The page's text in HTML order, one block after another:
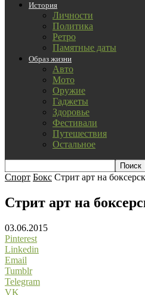
История
Личности
Политика
Ретро
Памятные даты
Образ жизни
Авто
Мото
Оружие
Гаджеты
Здоровье
Фестивали
Путешествия
Остальное
Спорт Бокс Стрит арт на
Стрит арт на
03.06.2015
Pinterest
Linkedin
Email
Tumblr
Telegram
VK